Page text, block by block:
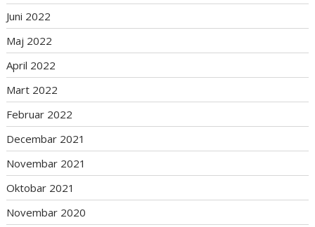
Juni 2022
Maj 2022
April 2022
Mart 2022
Februar 2022
Decembar 2021
Novembar 2021
Oktobar 2021
Novembar 2020